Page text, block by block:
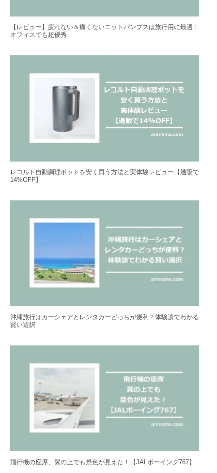
【レビュー】疲れない＆痛くないニットパンプスは旅行用に最適！
オフィスでも超優秀
レコルト自動調理ポットを安く買う方法と実体験レビュー【通販で
14%OFF】
沖縄旅行はカーシェアとレンタカーどっちが便利？体験談でわかる
賢い選択
飛行機の座席、翼の上でも景色が見えた！【JALボーイング767】